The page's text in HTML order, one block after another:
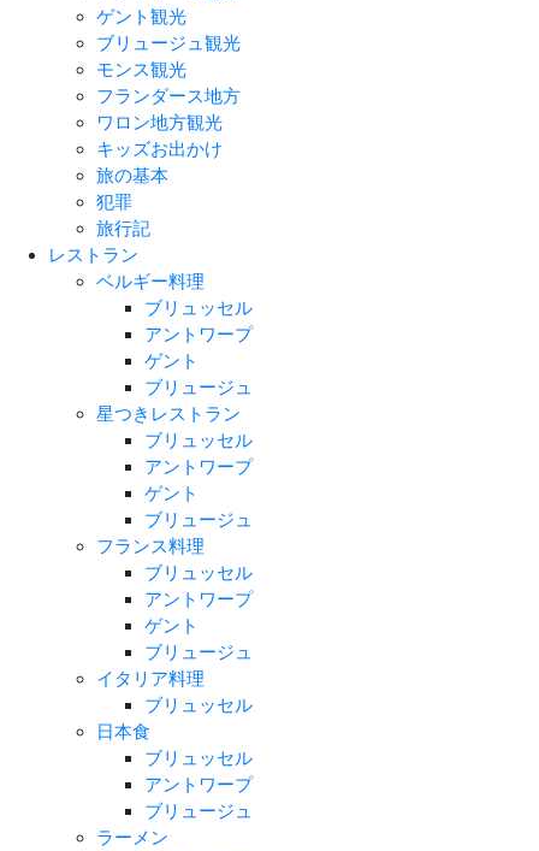
ゲント観光
ブリュージュ観光
モンス観光
フランダース地方
ワロン地方観光
キッズお出かけ
旅の基本
犯罪
旅行記
レストラン
ベルギー料理
ブリュッセル
アントワープ
ゲント
ブリュージュ
星つきレストラン
ブリュッセル
アントワープ
ゲント
ブリュージュ
フランス料理
ブリュッセル
アントワープ
ゲント
ブリュージュ
イタリア料理
ブリュッセル
日本食
ブリュッセル
アントワープ
ブリュージュ
ラーメン